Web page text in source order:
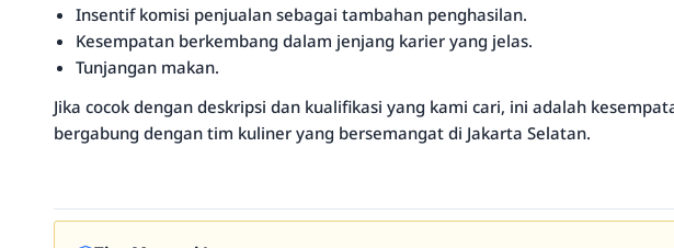
Insentif komisi penjualan sebagai tambahan penghasilan.
Kesempatan berkembang dalam jenjang karier yang jelas.
Tunjangan makan.
Jika cocok dengan deskripsi dan kualifikasi yang kami cari, ini adalah
bergabung dengan tim kuliner yang bersemangat di Jakarta Selatan.